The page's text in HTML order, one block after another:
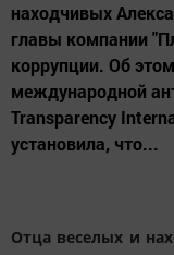
находчивых
главы компании
коррупции. Об
международной
Transparency
установила, что...
Отца веселых и